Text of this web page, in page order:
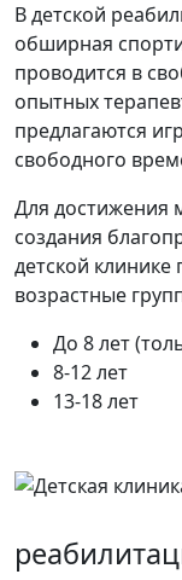
В детской
обширная
проводится в
опытных
предлагаются
свободного
Для достижения
создания
детской
возрастные
До 8 лет
8-12 лет
13-18 лет